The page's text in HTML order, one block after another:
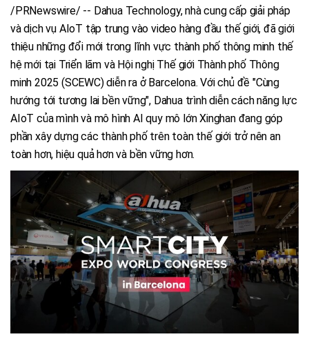
/PRNewswire/ -- Dahua Technology, nhà cung cấp giải pháp
và dịch vụ AIoT tập trung vào video hàng đầu thế giới, đã giới
thiệu những đổi mới trong lĩnh vực thành phố thông minh thế
hệ mới tại Triển lãm và Hội nghị Thế giới Thành phố Thông
minh 2025 (SCEWC) diễn ra ở Barcelona. Với chủ đề "Cùng
hướng tới tương lai bền vững", Dahua trình diễn cách năng lực
AIoT của mình và mô hình AI quy mô lớn Xinghan đang góp
phần xây dựng các thành phố trên toàn thế giới trở nên an
toàn hơn, hiệu quả hơn và bền vững hơn.